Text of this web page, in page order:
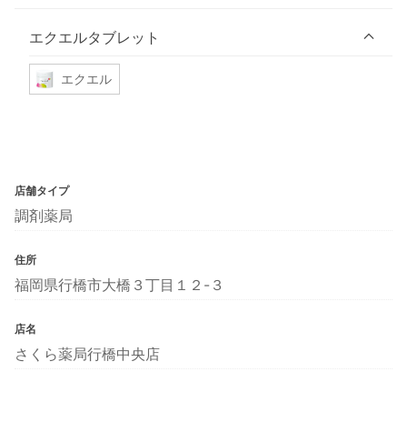
エクエルタブレット
エクエル
店舗タイプ
調剤薬局
住所
福岡県行橋市大橋３丁目１２-３
店名
さくら薬局行橋中央店